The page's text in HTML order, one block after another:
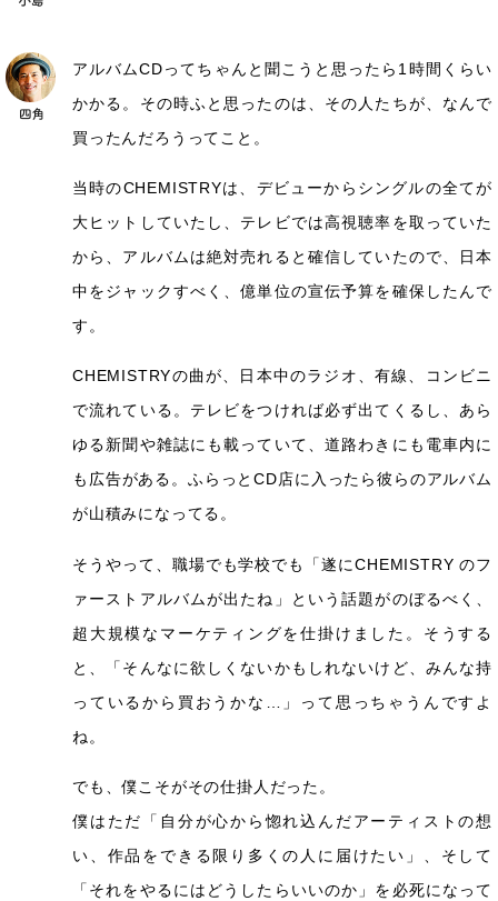
アルバムCDってちゃんと聞こうと思ったら1時間くらい
かかる。その時ふと思ったのは、その人たちが、なんで
買ったんだろうってこと。
当時のCHEMISTRYは、デビューからシングルの全てが
大ヒットしていたし、テレビでは高視聴率を取っていた
から、アルバムは絶対売れると確信していたので、日本
中をジャックすべく、億単位の宣伝予算を確保したんで
す。
CHEMISTRYの曲が、日本中のラジオ、有線、コンビニ
で流れている。テレビをつければ必ず出てくるし、あら
ゆる新聞や雑誌にも載っていて、道路わきにも電車内に
も広告がある。ふらっとCD店に入ったら彼らのアルバム
が山積みになってる。
そうやって、職場でも学校でも「遂にCHEMISTRY のフ
ァーストアルバムが出たね」という話題がのぼるべく、
超大規模なマーケティングを仕掛けました。そうする
と、「そんなに欲しくないかもしれないけど、みんな持
っているから買おうかな…」って思っちゃうんですよ
ね。
でも、僕こそがその仕掛人だった。
僕はただ「自分が心から惚れ込んだアーティストの想
い、作品をできる限り多くの人に届けたい」、そして
「それをやるにはどうしたらいいのか」を必死になって